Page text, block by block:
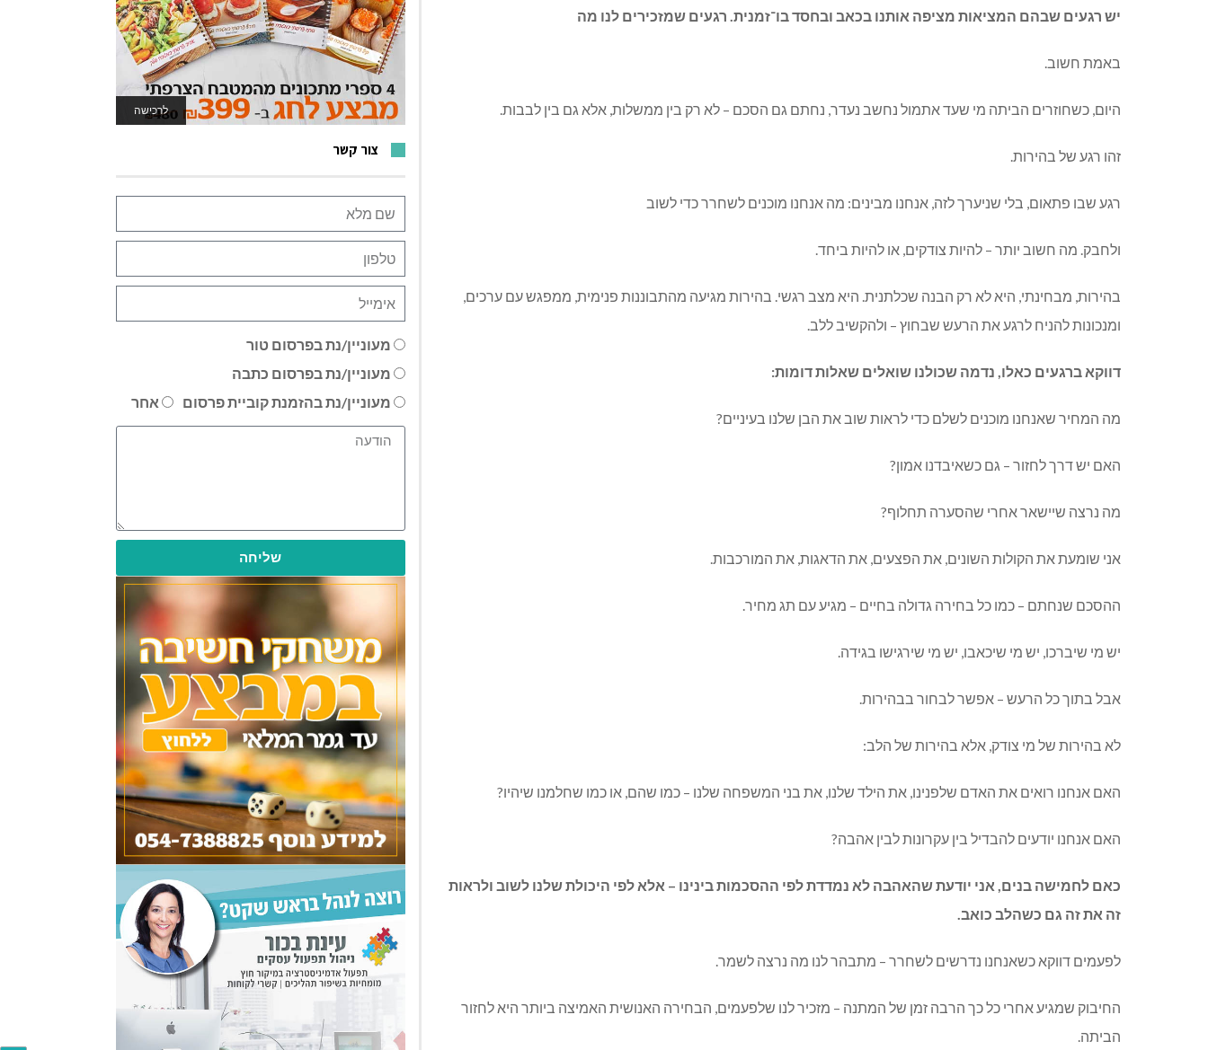
יש רגעים שבהם המציאות מציפה אותנו בכאב ובחסד בו־זמנית. רגעים שמזכירים לנו מה
באמת חשוב.
היום, כשחוזרים הביתה מי שעד אתמול נחשב נעדר, נחתם גם הסכם – לא רק בין ממשלות, אלא גם בין לבבות.
זהו רגע של בהירות.
רגע שבו פתאום, בלי שניערך לזה, אנחנו מבינים: מה אנחנו מוכנים לשחרר כדי לשוב
ולחבק. מה חשוב יותר – להיות צודקים, או להיות ביחד.
בהירות, מבחינתי, היא לא רק הבנה שכלתנית. היא מצב רגשי. בהירות מגיעה מהתבוננות פנימית, ממפגש עם ערכים,
ומנכונות להניח לרגע את הרעש שבחוץ – ולהקשיב ללב.
דווקא ברגעים כאלו, נדמה שכולנו שואלים שאלות דומות:
מה המחיר שאנחנו מוכנים לשלם כדי לראות שוב את הבן שלנו בעיניים?
האם יש דרך לחזור – גם כשאיבדנו אמון?
מה נרצה שיישאר אחרי שהסערה תחלוף?
אני שומעת את הקולות השונים, את הפצעים, את הדאגות, את המורכבות.
ההסכם שנחתם – כמו כל בחירה גדולה בחיים – מגיע עם תג מחיר.
יש מי שיברכו, יש מי שיכאבו, יש מי שירגישו בגידה.
אבל בתוך כל הרעש – אפשר לבחור בבהירות.
לא בהירות של מי צודק, אלא בהירות של הלב:
האם אנחנו רואים את האדם שלפנינו, את הילד שלנו, את בני המשפחה שלנו – כמו שהם, או כמו שחלמנו שיהיו?
האם אנחנו יודעים להבדיל בין עקרונות לבין אהבה?
כאם לחמישה בנים, אני יודעת שהאהבה לא נמדדת לפי ההסכמות בינינו – אלא לפי היכולת שלנו לשוב ולראות
זה את זה גם כשהלב כואב.
לפעמים דווקא כשאנחנו נדרשים לשחרר – מתבהר לנו מה נרצה לשמר.
החיבוק שמגיע אחרי כל כך הרבה זמן של המתנה – מזכיר לנו שלפעמים, הבחירה האנושית האמיצה ביותר היא לחזור
הביתה.
לרכישה
לאתר המשחקים
צור קשר
מעוניין/נת בפרסום טור
מעוניין/נת בפרסום כתבה
מעוניין/נת בהזמנת קוביית פרסום
אחר
שליחה